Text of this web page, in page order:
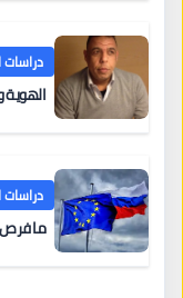
دراسات
الهوية
دراسات
ما فرص